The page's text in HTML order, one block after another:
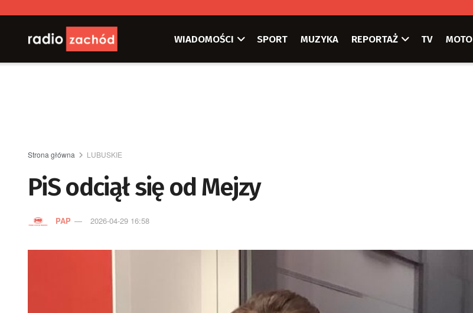
WIADOMOŚCI SPORT MUZYKA REPORTAŻ TV MOTO
Strona główna LUBUSKIE
PiS odciął się od Mejzy
PAP 2026-04-29 16:58